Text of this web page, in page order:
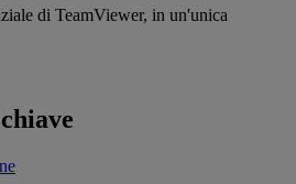
di TeamViewer, in un'unica